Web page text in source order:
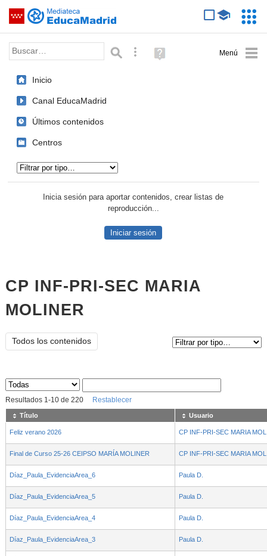
Saltar navegación
Palabra o frase: Búsqueda avanzada
Ayuda
(en
Inicio
Canal EducaMadrid
Últimos contenidos
Centros
Inicia sesión para aportar contenidos, crear listas de
reproducción...
Iniciar sesión
CP INF-PRI-SEC MARIA
MOLINER
Todos los contenidos
Sus archivos
Resultados 1 -10de 220 Restablecer
Título Usuario
Feliz verano 2026 CP INF-PRI-SEC MARIA
Final de Curso 25-26 CEIPSO MARÍA MOLINER CP INF-PRI-SEC MARIA
Díaz_Paula_EvidenciaArea_6 Paula D.
Díaz_Paula_EvidenciaArea_5 Paula D.
Díaz_Paula_EvidenciaArea_4 Paula D.
Díaz_Paula_EvidenciaArea_3 Paula D.